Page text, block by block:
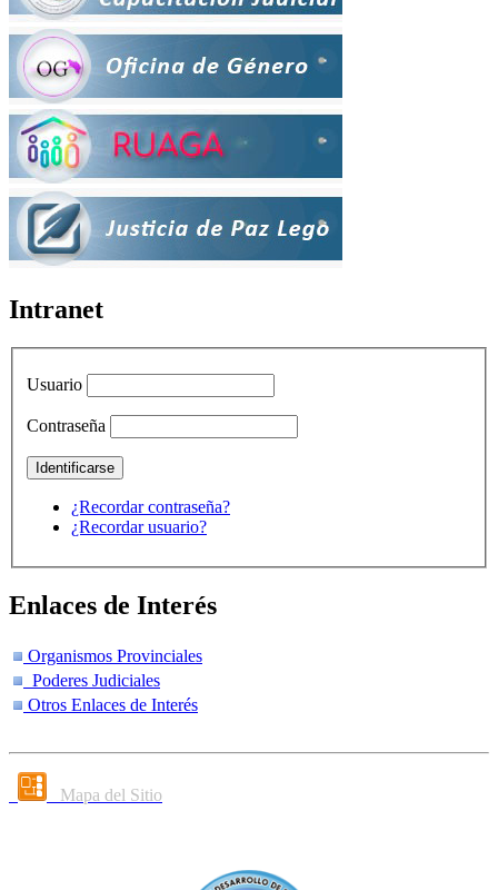
Intranet
Usuario
Contraseña
¿Recordar contraseña?
¿Recordar usuario?
Enlaces de Interés
Organismos Provinciales
Poderes Judiciales
Otros Enlaces de Interés
Mapa del Sitio